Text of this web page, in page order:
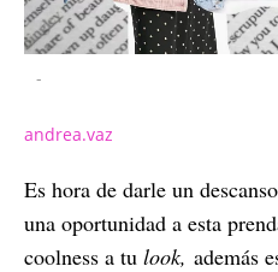
-
andrea.vaz
Es hora de darle un
una oportunidad a esta
coolness a tu look, además